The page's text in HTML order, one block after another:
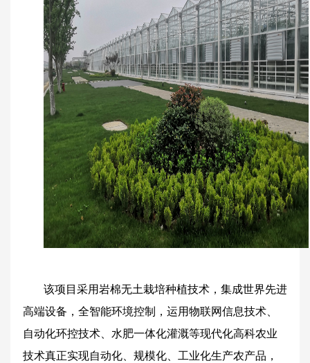
该项目采用岩棉无土栽培种植技术，集成世界先进
高端设备，全智能环境控制，运用物联网信息技术、
自动化环控技术、水肥一体化灌溉等现代化高科农业
技术真正实现自动化、规模化、工业化生产农产品，